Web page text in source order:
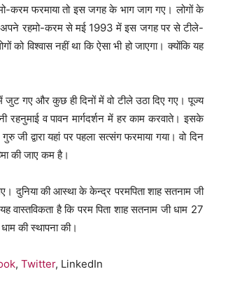
करम फरमाया तो इस जगह के भाग जाग गए। लोगों के
अपने रहमो-करम से मई 1993 में इस जगह पर से टीले-
विश्वास नहीं था कि ऐसा भी हो जाएगा। क्योंकि यह
गए और कुछ ही दिनों में वो टीले उठा दिए गए। पूज्य
रहनुमाई व पावन मार्गदर्शन में हर काम करवाते। इसके
द्वारा यहां पर पहला सत्संग फरमाया गया। वो दिन
की जाए कम है।
की आस्था के केन्द्र परमपिता शाह सतनाम जी
है कि परम पिता शाह सतनाम जी धाम 27
की स्थापना की।
, Twitter, LinkedIn